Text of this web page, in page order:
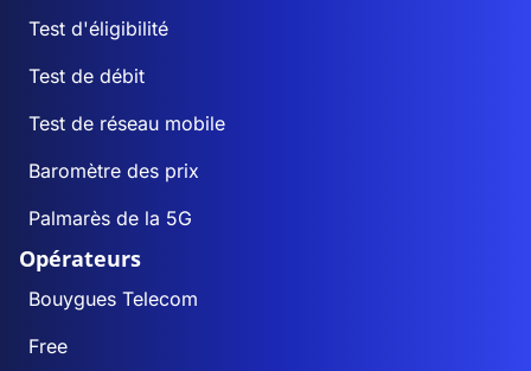
Test d'éligibilité
Test de débit
Test de réseau mobile
Baromètre des prix
Palmarès de la 5G
Opérateurs
Bouygues Telecom
Free